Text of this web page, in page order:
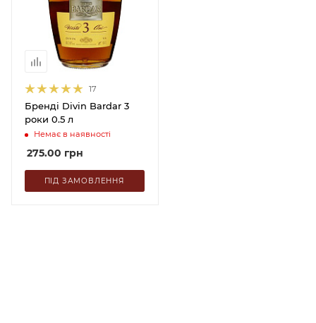
17
Бренді Divin Bardar 3
роки 0.5 л
Немає в наявності
275.00 грн
ПІД ЗАМОВЛЕННЯ